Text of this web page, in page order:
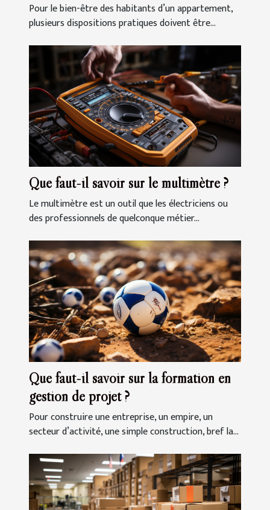
Pour le bien-être des habitants d’un appartement,
plusieurs dispositions pratiques doivent être...
Que faut-il savoir sur le multimètre ?
Le multimètre est un outil que les électriciens ou
des professionnels de quelconque métier...
Que faut-il savoir sur la formation en
gestion de projet ?
Pour construire une entreprise, un empire, un
secteur d’activité, une simple construction, bref la...